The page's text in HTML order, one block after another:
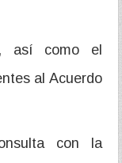
así como el
al Acuerdo
con la